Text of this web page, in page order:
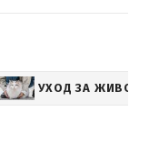
УХОД ЗА